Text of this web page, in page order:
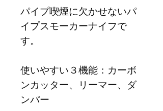
パイプ喫煙に欠かせないパ
イプスモーカーナイフで
す。
使いやすい３機能：カーボ
ンカッター、リーマー、ダ
ンパー